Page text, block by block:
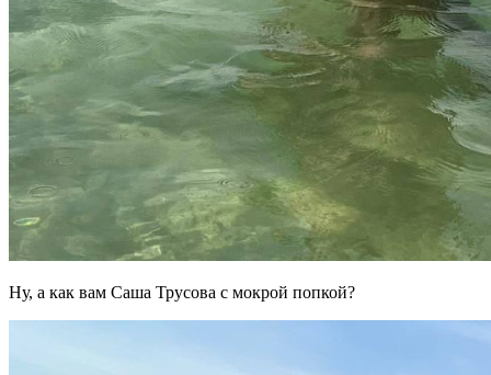
Ну, а как вам Саша Трусова с мокрой попкой?